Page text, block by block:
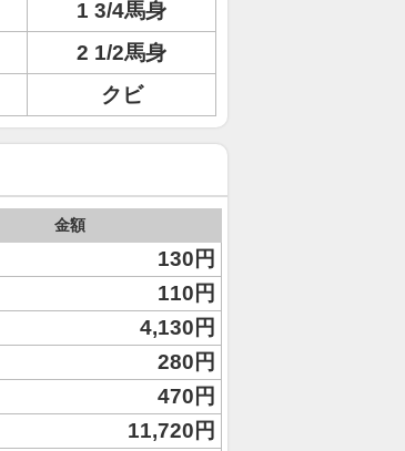
1 3/4馬身
2 1/2馬身
クビ
金額
130円
110円
4,130円
280円
470円
11,720円